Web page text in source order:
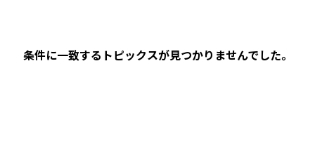
条件に一致するトピックスが見つかりませんでした。